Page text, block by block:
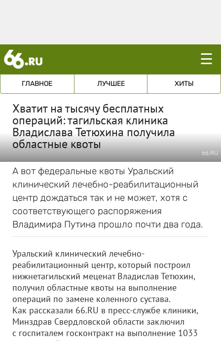
☰
ГЛАВНОЕ ЛУЧШЕЕ ХИТЫ
Хватит на тысячу бесплатных
операций: тагильская клиника
Владислава Тетюхина получила
областные квоты
66.RU
А вот федеральные квоты Уральский
клинический лечебно-реабилитационный
центр дождаться так и не может, хотя с
соответствующего распоряжения
Владимира Путина прошло почти два года.
Уральский клинический лечебно-
реабилитационный центр, который построил
нижнетагильский меценат Владислав Тетюхин,
получил областные квоты на выполнение
операций по замене коленного сустава.
Как рассказали 66.RU в пресс-службе клиники,
Минздрав Свердловской области заключил
с госпиталем госконтракт на выполнение 1033